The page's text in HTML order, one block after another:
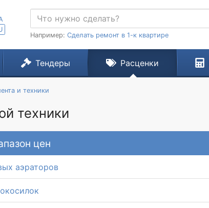
Например: Сделать ремонт в 1-к квартире
Тендеры Расценки
и техники
техники
цен
аэраторов